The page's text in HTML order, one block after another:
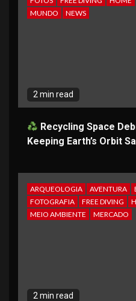
MUNDO
NEWS
2 min read
Recycling Space
Keeping Earth’s Orbit
ARQUEOLOGIA AVENTURA
FOTOGRAFIA
FREE DIVING
MEIO AMBIENTE
MERCADO
2 min read